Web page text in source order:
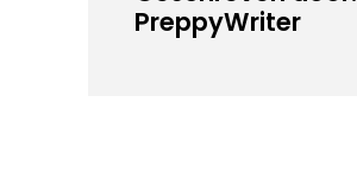
PreppyWriter